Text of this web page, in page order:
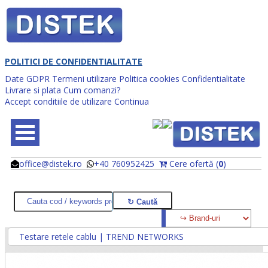
POLITICI DE CONFIDENTIALITATE
Date GDPR Termeni utilizare Politica cookies Confidentialitate
Livrare si plata Cum comanzi?
Accept conditiile de utilizare Continua
office@distek.ro +40 760952425 Cere ofertă (0)
@
@
Testare retele cablu | TREND NETWORKS